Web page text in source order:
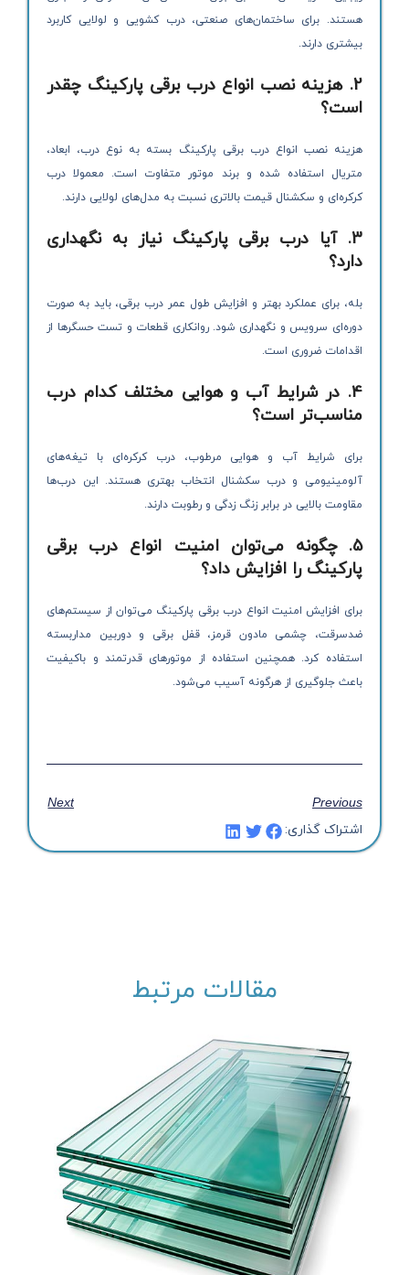
هستند. برای ساختمان‌های صنعتی، درب کشویی و لولایی کاربرد
بیشتری دارند.
2. هزینه نصب انواع درب برقی پارکینگ چقدر
است؟
هزینه نصب انواع درب برقی پارکینگ بسته به نوع درب، ابعاد،
متریال استفاده شده و برند موتور متفاوت است. معمولا درب
کرکره‌ای و سکشنال قیمت بالاتری نسبت به مدل‌های لولایی دارند.
3. آیا درب برقی پارکینگ نیاز به نگهداری
دارد؟
بله، برای عملکرد بهتر و افزایش طول عمر درب برقی، باید به صورت
دوره‌ای سرویس و نگهداری شود. روانکاری قطعات و تست حسگرها از
اقدامات ضروری است.
4. در شرایط آب و هوایی مختلف کدام درب
مناسب‌تر است؟
برای شرایط آب و هوایی مرطوب، درب کرکره‌ای با تیغه‌های
آلومینیومی و درب سکشنال انتخاب بهتری هستند. این درب‌ها
مقاومت بالایی در برابر زنگ زدگی و رطوبت دارند.
5. چگونه می‌توان امنیت انواع درب برقی
پارکینگ را افزایش داد؟
برای افزایش امنیت انواع درب برقی پارکینگ می‌توان از سیستم‌های
ضدسرقت، چشمی مادون قرمز، قفل برقی و دوربین مداربسته
استفاده کرد. همچنین استفاده از موتورهای قدرتمند و باکیفیت
باعث جلوگیری از هرگونه آسیب می‌شود.
Previous
Next
اشتراک گذاری:
مقالات مرتبط